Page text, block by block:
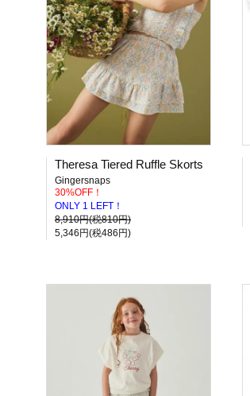
Theresa Tiered Ruffle Skorts
Gingersnaps
30%OFF！
ONLY 1 LEFT！
8,910円(税810円)
5,346円(税486円)